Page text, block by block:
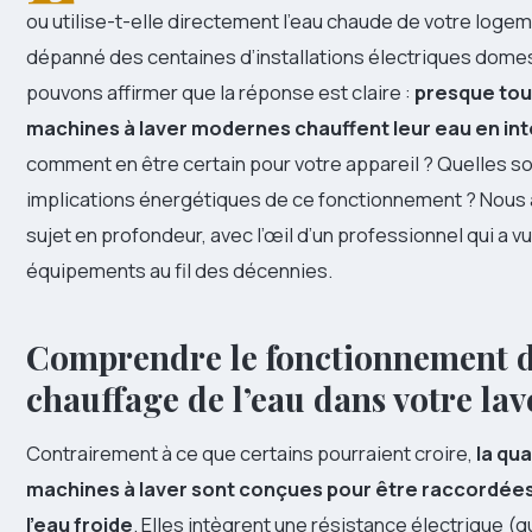
ou utilise-t-elle directement l’eau chaude de votre
dépanné des centaines d’installations électriques
pouvons affirmer que la réponse est claire : presque
machines à laver modernes chauffent leur eau en
comment en être certain pour votre appareil ? Quelles
implications énergétiques de ce fonctionnement ? Nous
sujet en profondeur, avec l’œil d’un professionnel qui a
équipements au fil des décennies.
Comprendre le fonctionnement
chauffage de l’eau dans votre
Contrairement à ce que certains pourraient croire, la
machines à laver sont conçues pour être
l’eau froide. Elles intègrent une résistance électrique